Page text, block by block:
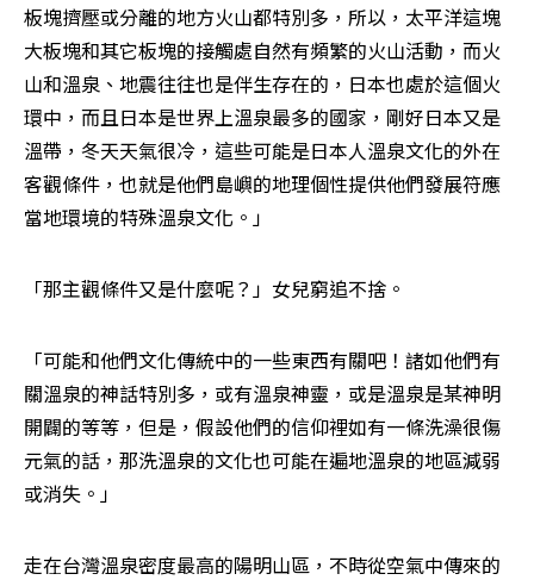
板塊擠壓或分離的地方火山都特別多，所以，太平洋這塊
大板塊和其它板塊的接觸處自然有頻繁的火山活動，而火
山和溫泉、地震往往也是伴生存在的，日本也處於這個火
環中，而且日本是世界上溫泉最多的國家，剛好日本又是
溫帶，冬天天氣很冷，這些可能是日本人溫泉文化的外在
客觀條件，也就是他們島嶼的地理個性提供他們發展符應
當地環境的特殊溫泉文化。」
「那主觀條件又是什麼呢？」女兒窮追不捨。
「可能和他們文化傳統中的一些東西有關吧！諸如他們有
關溫泉的神話特別多，或有溫泉神靈，或是溫泉是某神明
開闢的等等，但是，假設他們的信仰裡如有一條洗澡很傷
元氣的話，那洗溫泉的文化也可能在遍地溫泉的地區減弱
或消失。」
走在台灣溫泉密度最高的陽明山區，不時從空氣中傳來的